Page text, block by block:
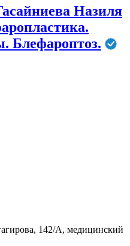
Назиля
Блефароптоз.
142/А, медицинский